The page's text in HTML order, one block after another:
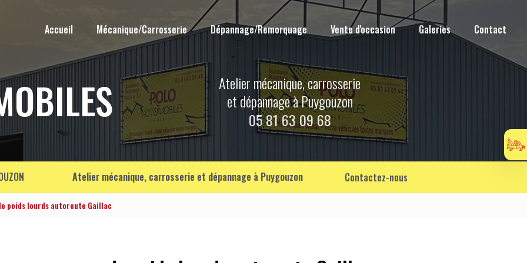
Accueil
Mécanique/Carrosserie Dépannage/Remorquage Vente d'occasion Galeries Contact
Atelier mécanique, carrosserie
et dépannage à Puygouzon
05 81 63 09 68
Atelier mécanique, carrosserie et dépannage à Puygouzon Contactez-nous
poids lourds autoroute Gaillac